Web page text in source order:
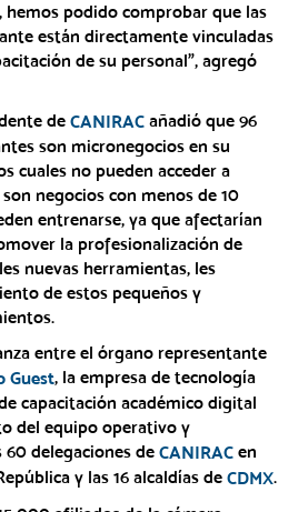
podido comprobar que las
están directamente vinculadas
de su personal”, agregó
deCANIRACañadió que 96
son micronegocios en su
cuales no pueden acceder a
negocios con menos de 10
entrenarse, ya que afectarían
la profesionalización de
nuevas herramientas, les
de estos pequeños y
entre el órgano representante
Guest, la empresa de tecnología
capacitación académico digital
del equipo operativo y
delegaciones deCANIRAC en
y las 16 alcaldías deCDMX.